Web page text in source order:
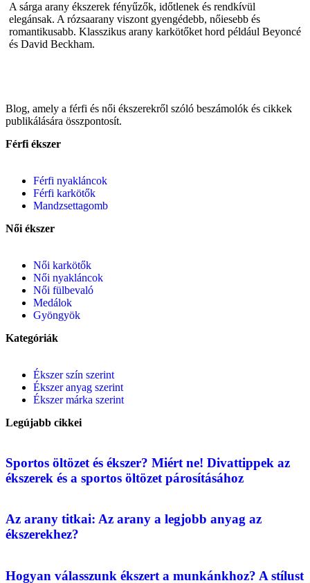
A sárga arany ékszerek fényűzők, időtlenek és rendkívül
elegánsak. A rózsaarany viszont gyengédebb, nőiesebb és
romantikusabb. Klasszikus arany karkötőket hord például Beyoncé
és David Beckham.
Blog, amely a férfi és női ékszerekről szóló beszámolók és cikkek
publikálására összpontosít.
Férfi ékszer
Férfi nyakláncok
Férfi karkötők
Mandzsettagomb
Női ékszer
Női karkötők
Női nyakláncok
Női fülbevaló
Medálok
Gyöngyök
Kategóriák
Ékszer szín szerint
Ékszer anyag szerint
Ékszer márka szerint
Legújabb cikkei
Sportos öltözet és ékszer? Miért ne! Divattippek az
ékszerek és a sportos öltözet párosításához
Az arany titkai: Az arany a legjobb anyag az
ékszerekhez?
Hogyan válasszunk ékszert a munkánkhoz? A stílust